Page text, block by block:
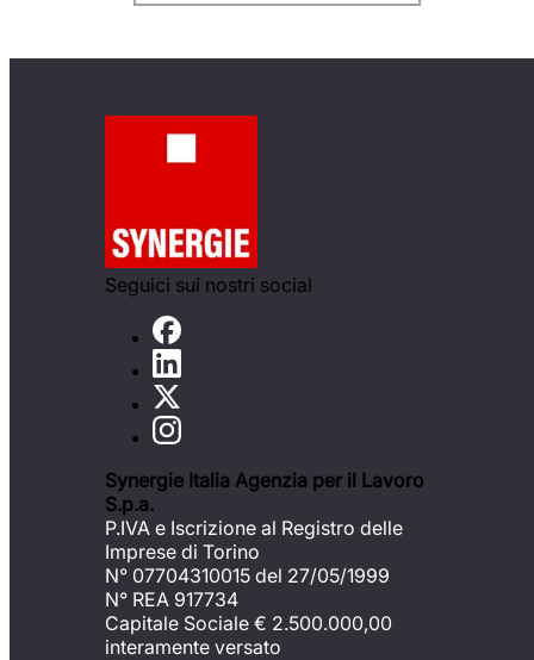
Seguici sui nostri social
Synergie Italia Agenzia per il Lavoro
S.p.a.
P.IVA e Iscrizione al Registro delle
Imprese di Torino
N° 07704310015 del 27/05/1999
N° REA 917734
Capitale Sociale € 2.500.000,00
interamente versato